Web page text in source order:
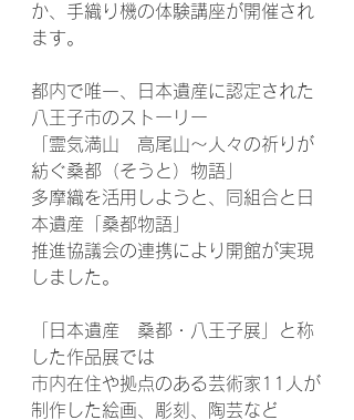
か、手織り機の体験講座が開催され
ます。
都内で唯一、日本遺産に認定された
八王子市のストーリー
「霊気満山　高尾山～人々の祈りが
紡ぐ桑都（そうと）物語」
多摩織を活用しようと、同組合と日
本遺産「桑都物語」
推進協議会の連携により開館が実現
しました。
「日本遺産　桑都・八王子展」と称
した作品展では
市内在住や拠点のある芸術家11人が
制作した絵画、彫刻、陶芸など